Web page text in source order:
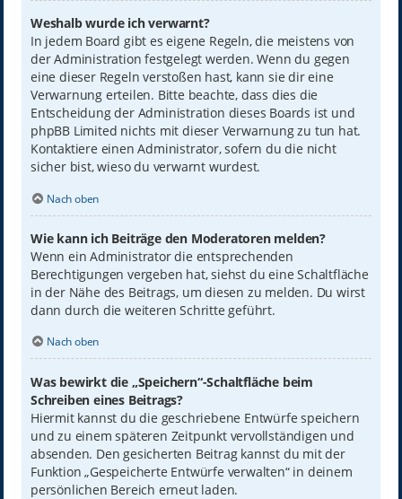
Weshalb wurde ich verwarnt?
In jedem Board gibt es eigene Regeln, die meistens von
der Administration festgelegt werden. Wenn du gegen
eine dieser Regeln verstoßen hast, kann sie dir eine
Verwarnung erteilen. Bitte beachte, dass dies die
Entscheidung der Administration dieses Boards ist und
phpBB Limited nichts mit dieser Verwarnung zu tun hat.
Kontaktiere einen Administrator, sofern du die nicht
sicher bist, wieso du verwarnt wurdest.
Nach oben
Wie kann ich Beiträge den Moderatoren melden?
Wenn ein Administrator die entsprechenden
Berechtigungen vergeben hat, siehst du eine Schaltfläche
in der Nähe des Beitrags, um diesen zu melden. Du wirst
dann durch die weiteren Schritte geführt.
Nach oben
Was bewirkt die „Speichern“-Schaltfläche beim
Schreiben eines Beitrags?
Hiermit kannst du die geschriebene Entwürfe speichern
und zu einem späteren Zeitpunkt vervollständigen und
absenden. Den gesicherten Beitrag kannst du mit der
Funktion „Gespeicherte Entwürfe verwalten“ in deinem
persönlichen Bereich erneut laden.